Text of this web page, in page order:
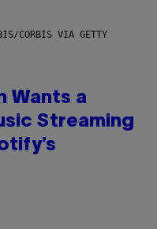
CORBIS VIA GETTY
Wants a
Streaming